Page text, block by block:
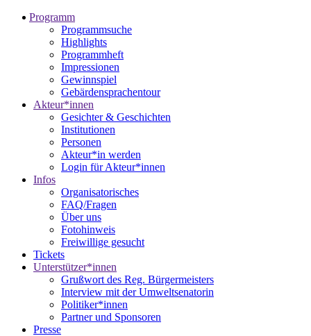
Programm
Programmsuche
Highlights
Programmheft
Impressionen
Gewinnspiel
Gebärdensprachentour
Akteur*innen
Gesichter & Geschichten
Institutionen
Personen
Akteur*in werden
Login für Akteur*innen
Infos
Organisatorisches
FAQ/Fragen
Über uns
Fotohinweis
Freiwillige gesucht
Tickets
Unterstützer*innen
Grußwort des Reg. Bürgermeisters
Interview mit der Umweltsenatorin
Politiker*innen
Partner und Sponsoren
Presse